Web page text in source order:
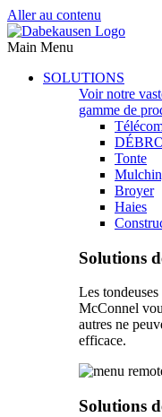
Aller au contenu
Main Menu
SOLUTIONS
Voir notre
gamme de
Tonte
Broyer
Haies
Solutions
Les
McConnel
autres ne
efficace.
Solutions